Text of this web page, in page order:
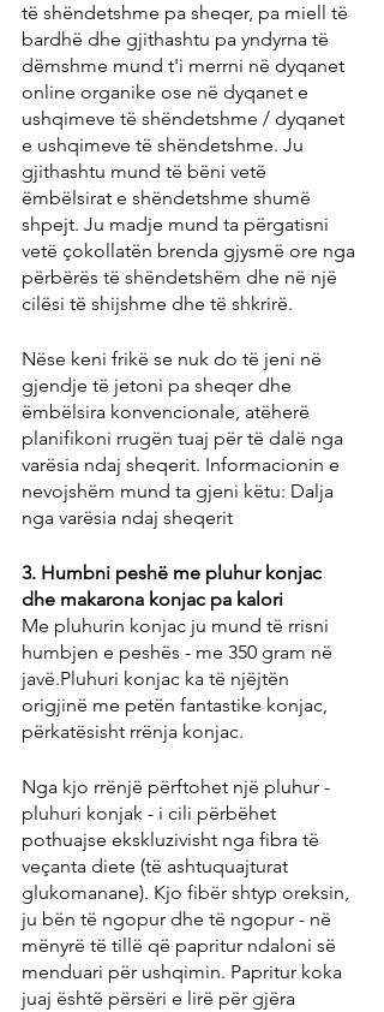
të shëndetshme pa sheqer, pa miell të
bardhë dhe gjithashtu pa yndyrna të
dëmshme mund t'i merrni në dyqanet
online organike ose në dyqanet e
ushqimeve të shëndetshme / dyqanet
e ushqimeve të shëndetshme. Ju
gjithashtu mund të bëni vetë
ëmbëlsirat e shëndetshme shumë
shpejt. Ju madje mund ta përgatisni
vetë çokollatën brenda gjysmë ore nga
përbërës të shëndetshëm dhe në një
cilësi të shijshme dhe të shkrirë.
Nëse keni frikë se nuk do të jeni në
gjendje të jetoni pa sheqer dhe
ëmbëlsira konvencionale, atëherë
planifikoni rrugën tuaj për të dalë nga
varësia ndaj sheqerit. Informacionin e
nevojshëm mund ta gjeni këtu: Dalja
nga varësia ndaj sheqerit
3. Humbni peshë me pluhur konjac
dhe makarona konjac pa kalori
Me pluhurin konjac ju mund të rrisni
humbjen e peshës - me 350 gram në
javë.Pluhuri konjac ka të njëjtën
origjinë me petën fantastike konjac,
përkatësisht rrënja konjac.
Nga kjo rrënjë përftohet një pluhur -
pluhuri konjak - i cili përbëhet
pothuajse ekskluzivisht nga fibra të
veçanta diete (të ashtuquajturat
glukomanane). Kjo fibër shtyp oreksin,
ju bën të ngopur dhe të ngopur - në
mënyrë të tillë që papritur ndaloni së
menduari për ushqimin. Papritur koka
juaj është përsëri e lirë për gjëra